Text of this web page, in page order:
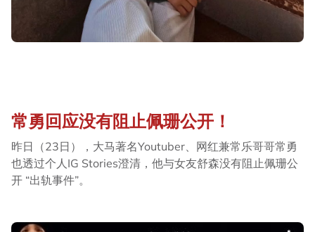
常勇回应没有阻止佩珊公开！
昨日（23日），大马著名Youtuber、网红兼常乐哥哥常勇
也透过个人IG Stories澄清，他与女友舒森没有阻止佩珊公
开 “出轨事件”。